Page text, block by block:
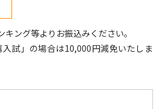
ング等よりお振込みください。
試」の場合は10,000円減免いたしま